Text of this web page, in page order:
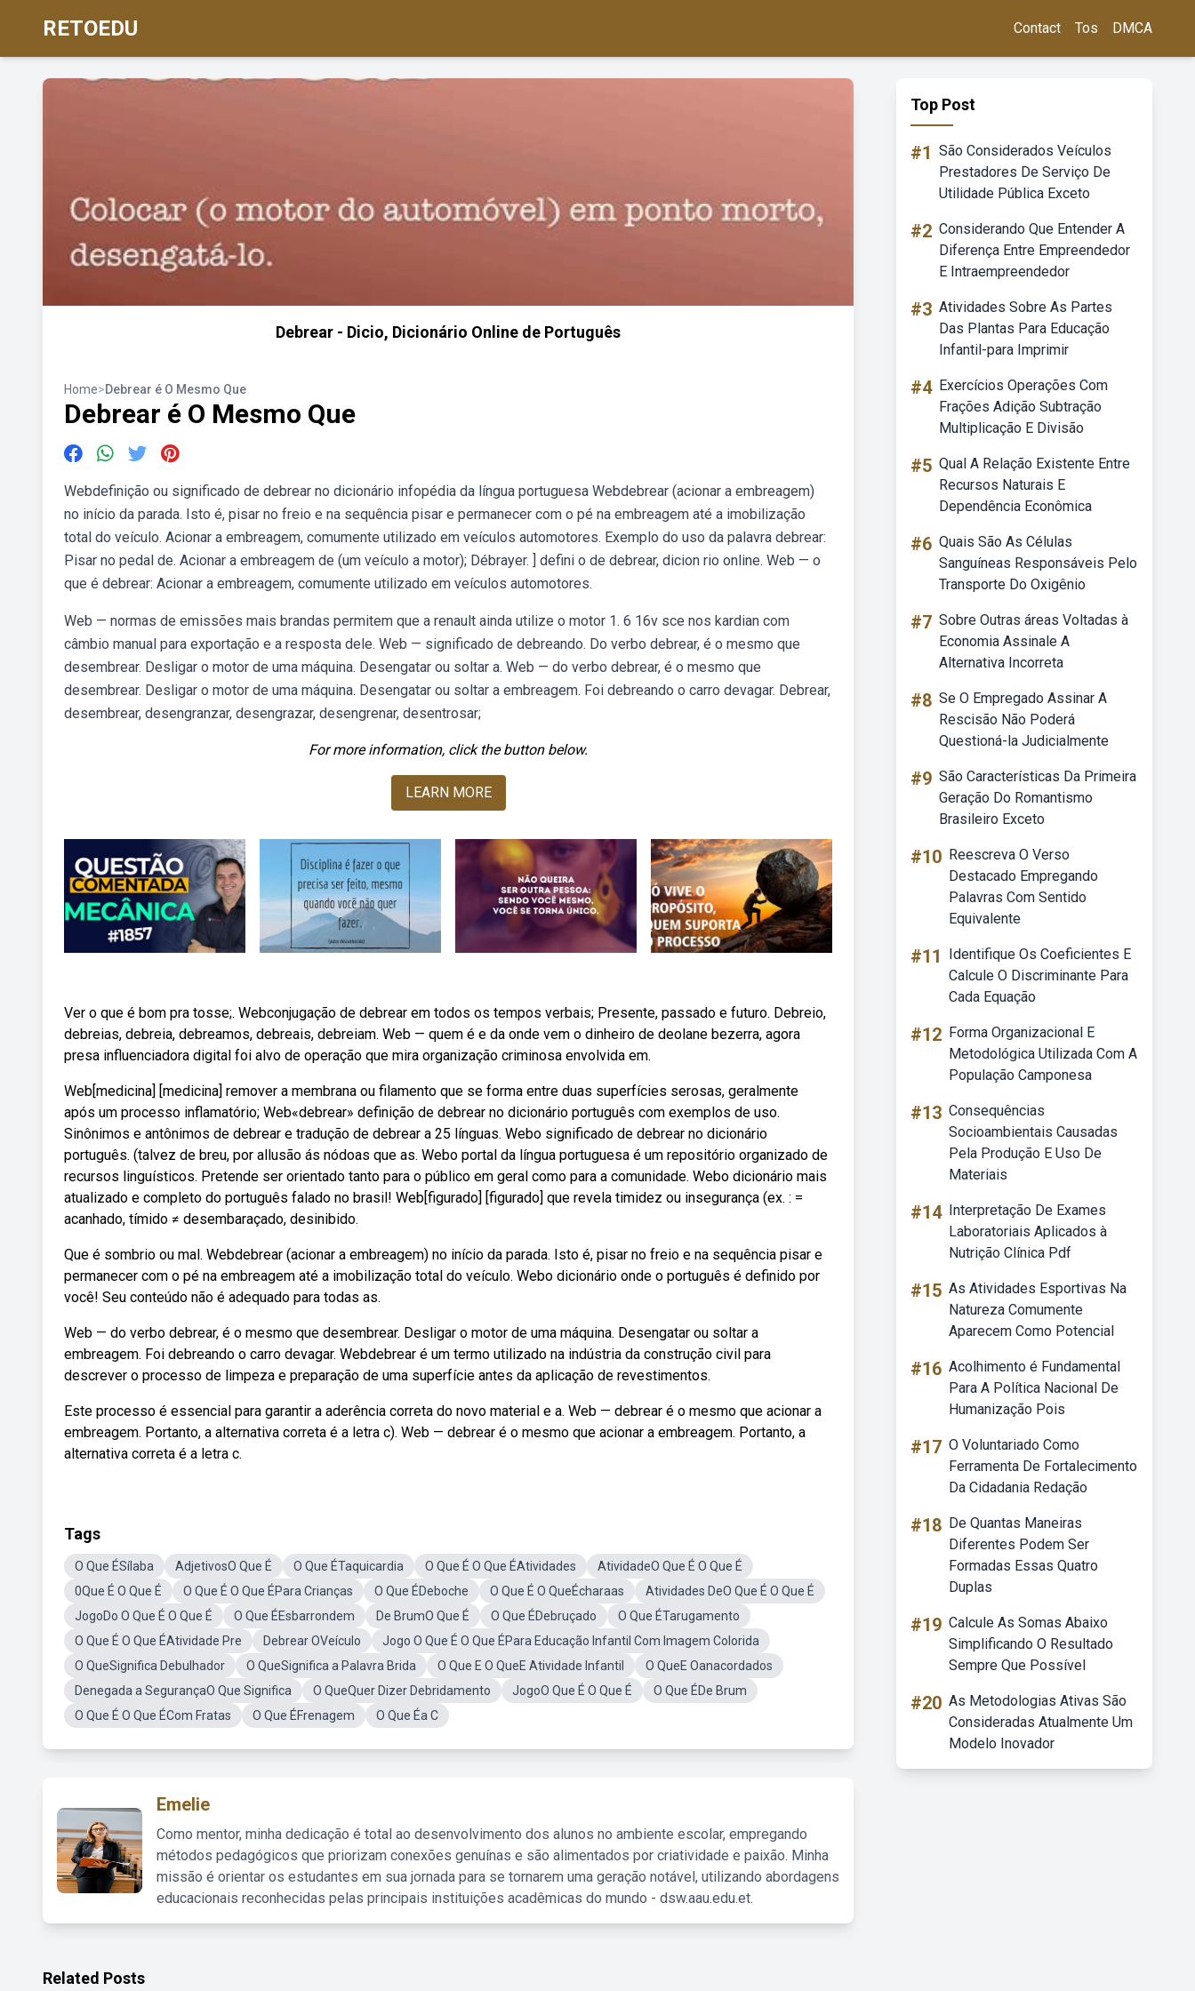
RETOEDU Contact Tos DMCA
Debrear - Dicio, Dicionário Online de Português
Home>Debrear é O Mesmo Que
Debrear é O Mesmo Que
Webdefinição ou significado de debrear no dicionário infopédia da língua portuguesa Webdebrear (acionar a embreagem)
no início da parada. Isto é, pisar no freio e na sequência pisar e permanecer com o pé na embreagem até a imobilização
total do veículo. Acionar a embreagem, comumente utilizado em veículos automotores. Exemplo do uso da palavra debrear:
Pisar no pedal de. Acionar a embreagem de (um veículo a motor); Débrayer. ] defini o de debrear, dicion rio online. Web — o
que é debrear: Acionar a embreagem, comumente utilizado em veículos automotores.
Web — normas de emissões mais brandas permitem que a renault ainda utilize o motor 1. 6 16v sce nos kardian com
câmbio manual para exportação e a resposta dele. Web — significado de debreando. Do verbo debrear, é o mesmo que
desembrear. Desligar o motor de uma máquina. Desengatar ou soltar a. Web — do verbo debrear, é o mesmo que
desembrear. Desligar o motor de uma máquina. Desengatar ou soltar a embreagem. Foi debreando o carro devagar. Debrear,
desembrear, desengranzar, desengrazar, desengrenar, desentrosar;
For more information, click the button below.
LEARN MORE
Ver o que é bom pra tosse;. Webconjugação de debrear em todos os tempos verbais; Presente, passado e futuro. Debreio,
debreias, debreia, debreamos, debreais, debreiam. Web — quem é e da onde vem o dinheiro de deolane bezerra, agora
presa influenciadora digital foi alvo de operação que mira organização criminosa envolvida em.
Web[medicina] [medicina] remover a membrana ou filamento que se forma entre duas superfícies serosas, geralmente
após um processo inflamatório; Web«debrear» definição de debrear no dicionário português com exemplos de uso.
Sinônimos e antônimos de debrear e tradução de debrear a 25 línguas. Webo significado de debrear no dicionário
português. (talvez de breu, por allusão ás nódoas que as. Webo portal da língua portuguesa é um repositório organizado de
recursos linguísticos. Pretende ser orientado tanto para o público em geral como para a comunidade. Webo dicionário mais
atualizado e completo do português falado no brasil! Web[figurado] [figurado] que revela timidez ou insegurança (ex. : =
acanhado, tímido ≠ desembaraçado, desinibido.
Que é sombrio ou mal. Webdebrear (acionar a embreagem) no início da parada. Isto é, pisar no freio e na sequência pisar e
permanecer com o pé na embreagem até a imobilização total do veículo. Webo dicionário onde o português é definido por
você! Seu conteúdo não é adequado para todas as.
Web — do verbo debrear, é o mesmo que desembrear. Desligar o motor de uma máquina. Desengatar ou soltar a
embreagem. Foi debreando o carro devagar. Webdebrear é um termo utilizado na indústria da construção civil para
descrever o processo de limpeza e preparação de uma superfície antes da aplicação de revestimentos.
Este processo é essencial para garantir a aderência correta do novo material e a. Web — debrear é o mesmo que acionar a
embreagem. Portanto, a alternativa correta é a letra c). Web — debrear é o mesmo que acionar a embreagem. Portanto, a
alternativa correta é a letra c.
Tags
O Que ÉSílaba AdjetivosO Que É O Que ÉTaquicardia O Que É O Que ÉAtividades
AtividadeO Que É O Que É
0Que É O Que É
O Que É O Que ÉPara Crianças O Que ÉDeboche O Que É O QueÉcharaas
Atividades DeO Que É O Que É
JogoDo O Que É O Que É
O Que ÉEsbarrondem De BrumO Que É O Que ÉDebruçado
O Que ÉTarugamento
O Que É O Que ÉAtividade Pre
Debrear OVeículo
Jogo O Que É O Que ÉPara Educação Infantil Com Imagem Colorida
O QueSignifica Debulhador
O QueSignifica a Palavra Brida O Que E O QueE Atividade Infantil
O QueE Oanacordados
Denegada a SegurançaO Que Significa
O QueQuer Dizer Debridamento JogoO Que É O Que É
O Que ÉDe Brum
O Que É O Que ÉCom Fratas
O Que ÉFrenagem O Que Éa C
Emelie
Como mentor, minha dedicação é total ao desenvolvimento dos alunos no ambiente escolar, empregando
métodos pedagógicos que priorizam conexões genuínas e são alimentados por criatividade e paixão. Minha
missão é orientar os estudantes em sua jornada para se tornarem uma geração notável, utilizando abordagens
educacionais reconhecidas pelas principais instituições acadêmicas do mundo - dsw.aau.edu.et.
Top Post
#1 São Considerados Veículos
Prestadores De Serviço De
Utilidade Pública Exceto
#2 Considerando Que Entender A
Diferença Entre Empreendedor
E Intraempreendedor
#3 Atividades Sobre As Partes
Das Plantas Para Educação
Infantil-para Imprimir
#4 Exercícios Operações Com
Frações Adição Subtração
Multiplicação E Divisão
#5 Qual A Relação Existente Entre
Recursos Naturais E
Dependência Econômica
#6 Quais São As Células
Sanguíneas Responsáveis Pelo
Transporte Do Oxigênio
#7 Sobre Outras áreas Voltadas à
Economia Assinale A
Alternativa Incorreta
#8 Se O Empregado Assinar A
Rescisão Não Poderá
Questioná-la Judicialmente
#9 São Características Da Primeira
Geração Do Romantismo
Brasileiro Exceto
#10 Reescreva O Verso
Destacado Empregando
Palavras Com Sentido
Equivalente
#11
Identifique Os Coeficientes E
Calcule O Discriminante Para
Cada Equação
#12 Forma Organizacional E
Metodológica Utilizada Com A
População Camponesa
#13 Consequências
Socioambientais Causadas
Pela Produção E Uso De
Materiais
#14 Interpretação De Exames
Laboratoriais Aplicados à
Nutrição Clínica Pdf
#15 As Atividades Esportivas Na
Natureza Comumente
Aparecem Como Potencial
#16 Acolhimento é Fundamental
Para A Política Nacional De
Humanização Pois
#17 O Voluntariado Como
Ferramenta De Fortalecimento
Da Cidadania Redação
#18 De Quantas Maneiras
Diferentes Podem Ser
Formadas Essas Quatro
Duplas
#19 Calcule As Somas Abaixo
Simplificando O Resultado
Sempre Que Possível
#20 As Metodologias Ativas São
Consideradas Atualmente Um
Modelo Inovador
Related Posts